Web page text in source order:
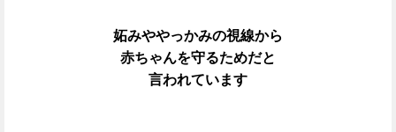
妬みややっかみの視線から
赤ちゃんを守るためだと
言われています